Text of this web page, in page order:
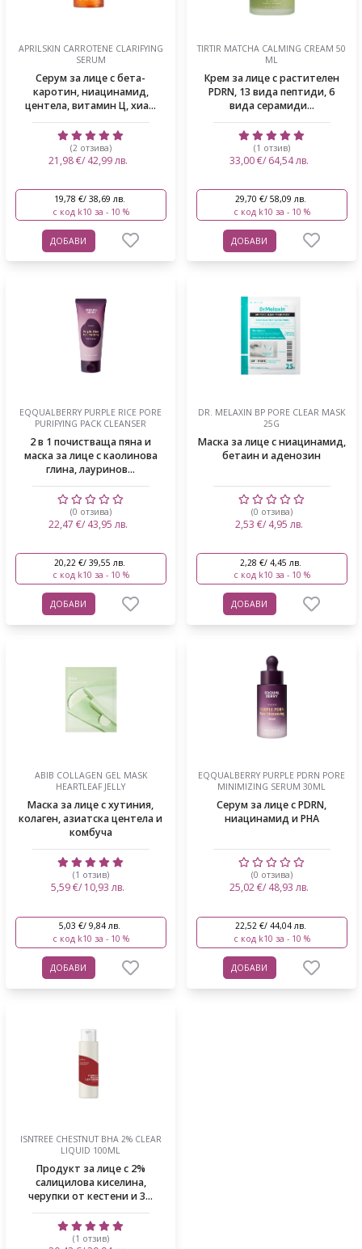
APRILSKIN CARROTENE CLARIFYING
SERUM
Серум за лице с бета-
каротин, ниацинамид,
центела, витамин Ц, хиа...
(2 отзива)
21,98 €/ 42,99 лв.
19,78 €/ 38,69 лв.
с код k10 за - 10 %
ДОБАВИ
TIRTIR MATCHA CALMING CREAM 50
ML
Крем за лице с растителен
PDRN, 13 вида пептиди, 6
вида серамиди...
(1 отзив)
33,00 €/ 64,54 лв.
29,70 €/ 58,09 лв.
с код k10 за - 10 %
ДОБАВИ
EQQUALBERRY PURPLE RICE PORE
PURIFYING PACK CLEANSER
2 в 1 почистваща пяна и
маска за лице с каолинова
глина, лауринов...
(0 отзива)
22,47 €/ 43,95 лв.
20,22 €/ 39,55 лв.
с код k10 за - 10 %
ДОБАВИ
DR. MELAXIN BP PORE CLEAR MASK
25G
Маска за лице с ниацинамид,
бетаин и аденозин
(0 отзива)
2,53 €/ 4,95 лв.
2,28 €/ 4,45 лв.
с код k10 за - 10 %
ДОБАВИ
ABIB COLLAGEN GEL MASK
HEARTLEAF JELLY
Маска за лице с хутиния,
колаген, азиатска центела и
комбуча
(1 отзив)
5,59 €/ 10,93 лв.
5,03 €/ 9,84 лв.
с код k10 за - 10 %
ДОБАВИ
EQQUALBERRY PURPLE PDRN PORE
MINIMIZING SERUM 30ML
Серум за лице с PDRN,
ниацинамид и PHA
(0 отзива)
25,02 €/ 48,93 лв.
22,52 €/ 44,04 лв.
с код k10 за - 10 %
ДОБАВИ
ISNTREE CHESTNUT BHA 2% CLEAR
LIQUID 100ML
Продукт за лице с 2%
салицилова киселина,
черупки от кестени и 3...
(1 отзив)